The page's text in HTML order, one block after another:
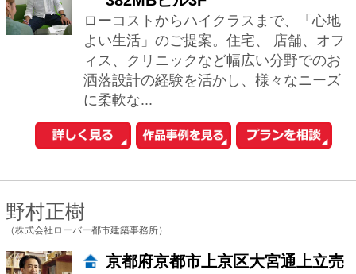
町屋で...
トリーニ ヤコポ
兵庫県神戸市中央区北野町3-6-2
1階パールアーケード2階
ける家を建てたい。 ・車好き、車と共に
生活を...